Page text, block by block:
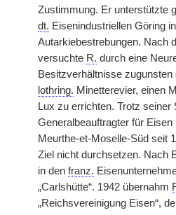
Zustimmung. Er unterstützte
dt. Eisenindustriellen Göring
Autarkiebestrebungen. Nach
versuchte R. durch eine
Besitzverhältnisse
lothring. Minetterevier, einen
Lux zu errichten. Trotz seiner
Generalbeauftragter für Eisen
Meurthe-et-Moselle-Süd seit
Ziel nicht durchsetzen. Nach
in den franz.
„Carlshütte“. 1942 übernahm
„Reichsvereinigung Eisen“,